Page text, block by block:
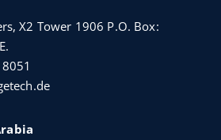
X2 Tower 1906 P.O. Box: